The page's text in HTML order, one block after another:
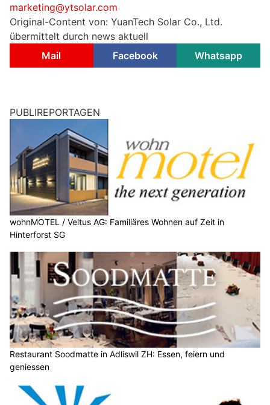
marketing@ytsolar.com
Original-Content von: YuanTech Solar Co., Ltd.
übermittelt durch news aktuell
Mail
Facebook Whatsapp
PUBLIREPORTAGEN
wohnMOTEL / Veltus AG: Familiäres Wohnen auf Zeit in
Hinterforst SG
Restaurant Soodmatte in Adliswil ZH: Essen, feiern und
geniessen